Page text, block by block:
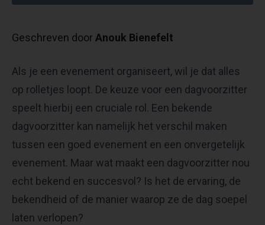
Geschreven door Anouk Bienefelt
Als je een evenement organiseert, wil je dat alles
op rolletjes loopt. De keuze voor een dagvoorzitter
speelt hierbij een cruciale rol. Een bekende
dagvoorzitter kan namelijk het verschil maken
tussen een goed evenement en een onvergetelijk
evenement. Maar wat maakt een dagvoorzitter nou
echt bekend en succesvol? Is het de ervaring, de
bekendheid of de manier waarop ze de dag soepel
laten verlopen?